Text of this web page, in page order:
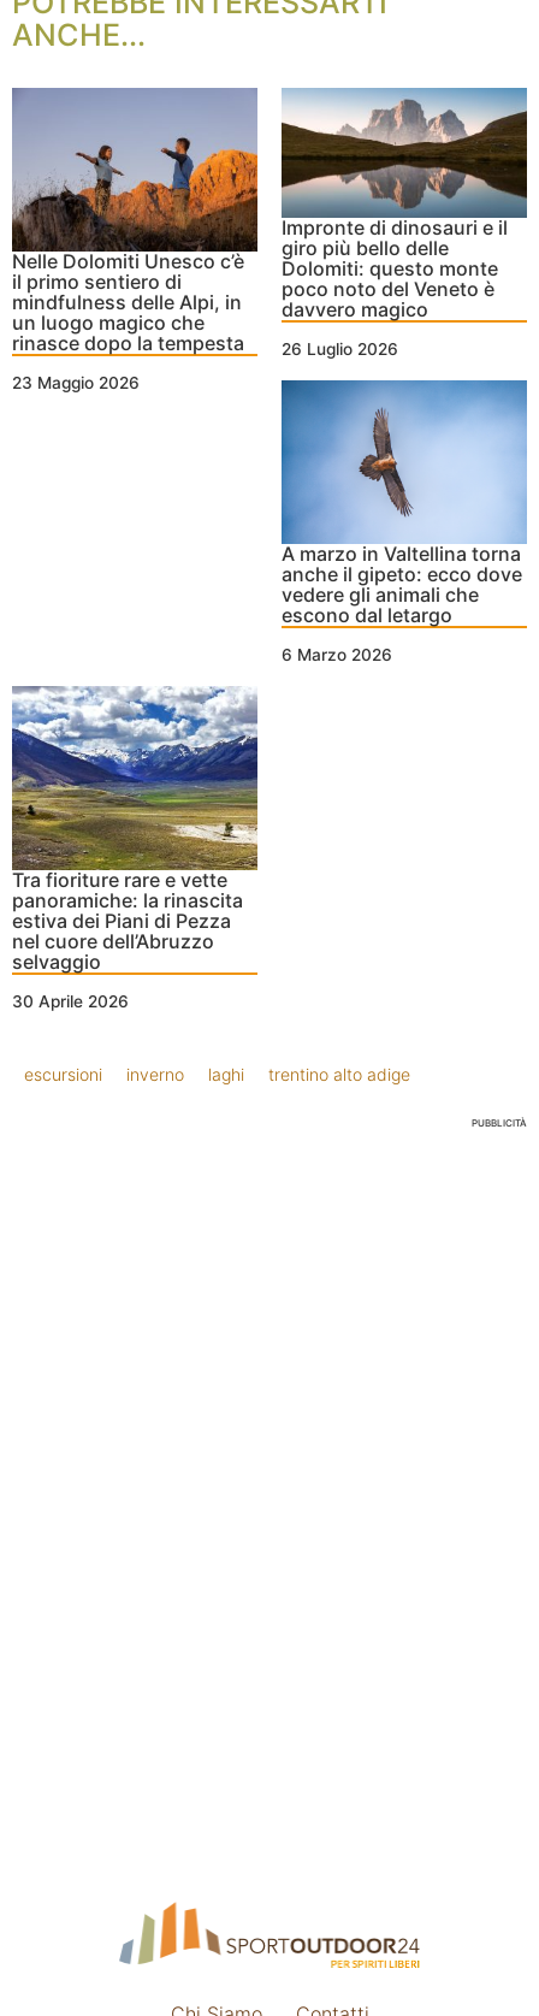
ANCHE...
Nelle Dolomiti Unesco c’è
il primo sentiero di
mindfulness delle Alpi, in
un luogo magico che
rinasce dopo la tempesta
23 Maggio 2026
Impronte di dinosauri e il
giro più bello delle
Dolomiti: questo monte
poco noto del Veneto è
davvero magico
26 Luglio 2026
A marzo in Valtellina torna
anche il gipeto: ecco dove
vedere gli animali che
escono dal letargo
6 Marzo 2026
Tra fioriture rare e vette
panoramiche: la rinascita
estiva dei Piani di Pezza
nel cuore dell’Abruzzo
selvaggio
30 Aprile 2026
escursioni inverno laghi trentino alto adige
PUBBLICITÀ